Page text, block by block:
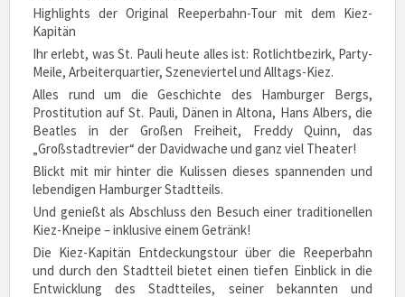
Highlights der Original Reeperbahn-Tour mit dem Kiez-
Kapitän
Ihr erlebt, was St. Pauli heute alles ist: Rotlichtbezirk, Party-
Meile, Arbeiterquartier, Szeneviertel und Alltags-Kiez.
Alles rund um die Geschichte des Hamburger Bergs,
Prostitution auf St. Pauli, Dänen in Altona, Hans Albers, die
Beatles in der Großen Freiheit, Freddy Quinn, das
„Großstadtrevier“ der Davidwache und ganz viel Theater!
Blickt mit mir hinter die Kulissen dieses spannenden und
lebendigen Hamburger Stadtteils.
Und genießt als Abschluss den Besuch einer traditionellen
Kiez-Kneipe – inklusive einem Getränk!
Die Kiez-Kapitän Entdeckungstour über die Reeperbahn
und durch den Stadtteil bietet einen tiefen Einblick in die
Entwicklung des Stadtteiles, seiner bekannten und